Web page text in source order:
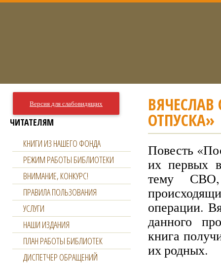
ОТПУСКА»
Повесть
их первых
тему СВО,
операции.
данного
книга
их родных.
Версия для слабовидящих
ЧИТАТЕЛЯМ
КНИГИ ИЗ НАШЕГО ФОНДА
РЕЖИМ РАБОТЫ БИБЛИОТЕКИ
ВНИМАНИЕ, КОНКУРС!
ПРАВИЛА ПОЛЬЗОВАНИЯ
УСЛУГИ
НАШИ ИЗДАНИЯ
ПЛАН РАБОТЫ БИБЛИОТЕК
ДИСПЕТЧЕР ОБРАЩЕНИЙ